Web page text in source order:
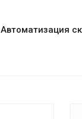
Автоматизация